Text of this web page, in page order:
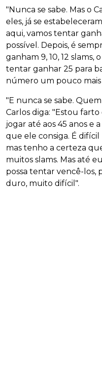
"Nunca se sabe. Mas o
eles, já se
aqui, vamos tentar
possível. Depois, é
ganham 9, 10, 12 slams,
tentar ganhar 25 para
número um pouco mais
"E nunca se sabe.
Carlos diga: "Estou
jogar até aos 45 anos e
que ele consiga. É
mas tenho a certeza
muitos slams. Mas até
possa tentar vencê-
duro, muito difícil".